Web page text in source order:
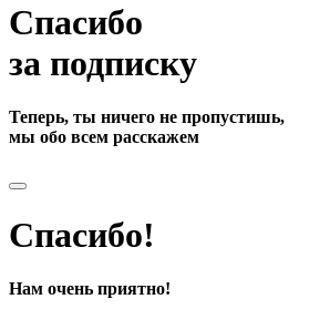
Спасибо
за подписку
Теперь, ты ничего не пропустишь,
мы обо всем расскажем
Спасибо!
Нам очень приятно!